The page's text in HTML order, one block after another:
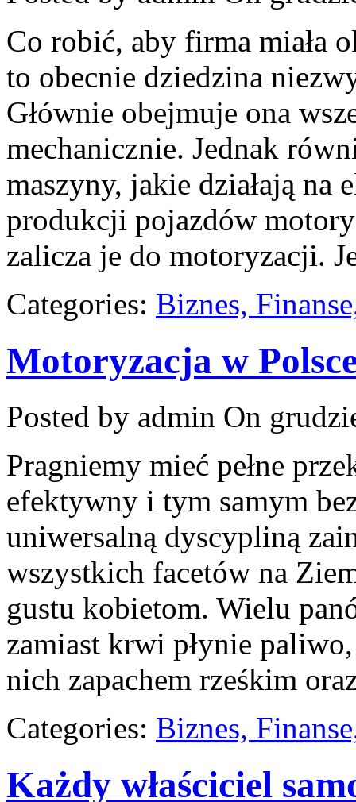
Co robić, aby firma miała
to obecnie dziedzina
Głównie obejmuje ona
mechanicznie. Jednak
maszyny, jakie działają na
produkcji pojazdów
zalicza je do motoryzacji.
Categories: Biznes,
Motoryzacja w
Posted by admin On
Pragniemy mieć pełne
efektywny i tym samym
uniwersalną dyscypliną
wszystkich facetów na
gustu kobietom. Wielu
zamiast krwi płynie
nich zapachem rześkim
Categories: Biznes,
Każdy właściciel